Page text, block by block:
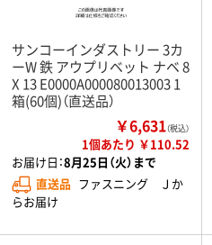
サンコーインダストリー 3カ
ーW 鉄 アウプリベット ナベ 8
X 13 E0000A000080013003 1
箱(60個)（直送品）
￥6,631（税込）
1個あたり ￥110.52
お届け日：8月25日（火）まで
直送品 ファスニング Ｊか
らお届け